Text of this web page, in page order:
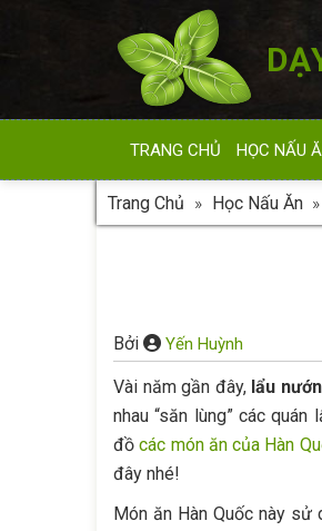
TRANG CHỦ HỌC NẤU
Trang Chủ » Học Nấu Ăn »
Bởi Yến Huỳnh
Vài năm gần đây, lẩu
nhau “săn lùng” các
đồcác món ăn của Hàn
đây nhé!
Món ăn Hàn Quốc này